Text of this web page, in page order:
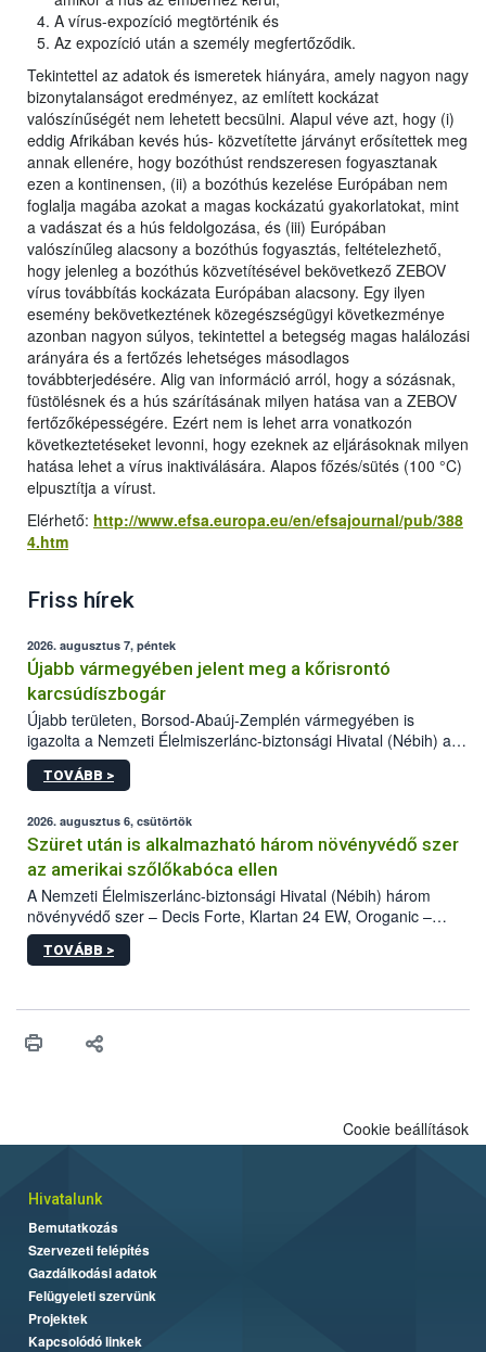
A vírus-expozíció megtörténik és
Az expozíció után a személy megfertőződik.
Tekintettel az adatok és ismeretek hiányára, amely nagyon nagy
bizonytalanságot eredményez, az említett kockázat
valószínűségét nem lehetett becsülni. Alapul véve azt, hogy (i)
eddig Afrikában kevés hús- közvetítette járványt erősítettek meg
annak ellenére, hogy bozóthúst rendszeresen fogyasztanak
ezen a kontinensen, (ii) a bozóthús kezelése Európában nem
foglalja magába azokat a magas kockázatú gyakorlatokat, mint
a vadászat és a hús feldolgozása, és (iii) Európában
valószínűleg alacsony a bozóthús fogyasztás, feltételezhető,
hogy jelenleg a bozóthús közvetítésével bekövetkező ZEBOV
vírus továbbítás kockázata Európában alacsony. Egy ilyen
esemény bekövetkeztének közegészségügyi következménye
azonban nagyon súlyos, tekintettel a betegség magas halálozási
arányára és a fertőzés lehetséges másodlagos
továbbterjedésére. Alig van információ arról, hogy a sózásnak,
füstölésnek és a hús szárításának milyen hatása van a ZEBOV
fertőzőképességére. Ezért nem is lehet arra vonatkozón
következtetéseket levonni, hogy ezeknek az eljárásoknak milyen
hatása lehet a vírus inaktiválására. Alapos főzés/sütés (100 °C)
elpusztítja a vírust.
Elérhető: http://www.efsa.europa.eu/en/efsajournal/pub/388
4.htm
Friss hírek
2026. augusztus 7, péntek
Újabb vármegyében jelent meg a kőrisrontó
karcsúdíszbogár
Újabb területen, Borsod-Abaúj-Zemplén vármegyében is
igazolta a Nemzeti Élelmiszerlánc-biztonsági Hivatal (Nébih) a
kőrisrontó karcsúdíszbogár (Agrilus planipennis) jelenlétét. A
kártevőt nem csak színcsapdában találták meg, de már fertőzött
az intenzív felderítést, emellett az intézkedéseket a szlovák
hatósággal is összehangolják a terjedés megállítása érdekében.
TOVÁBB >
2026. augusztus 6, csütörtök
Szüret után is alkalmazható három növényvédő szer
az amerikai szőlőkabóca ellen
A Nemzeti Élelmiszerlánc-biztonsági Hivatal (Nébih) három
növényvédő szer – Decis Forte, Klartan 24 EW, Oroganic –
engedélyokiratát módosította, így azok a szüretet követően,
egészen a vesszőérettség (BBCH 91) stádiumáig
felhasználók számára is elérhető és ökológiai termesztésben is
engedélyezett.
TOVÁBB >
Cookie beállítások
Hivatalunk
Bemutatkozás
Szervezeti felépítés
Gazdálkodási adatok
Felügyeleti szervünk
Projektek
Kapcsolódó linkek